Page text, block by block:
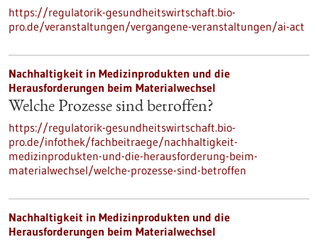
https://regulatorik-gesundheitswirtschaft.bio-
pro.de/veranstaltungen/vergangene-veranstaltungen/ai-act
Nachhaltigkeit in Medizinprodukten und die
Herausforderungen beim Materialwechsel
Welche Prozesse sind betroffen?
https://regulatorik-gesundheitswirtschaft.bio-
pro.de/infothek/fachbeitraege/nachhaltigkeit-
medizinprodukten-und-die-herausforderung-beim-
materialwechsel/welche-prozesse-sind-betroffen
Nachhaltigkeit in Medizinprodukten und die
Herausforderungen beim Materialwechsel